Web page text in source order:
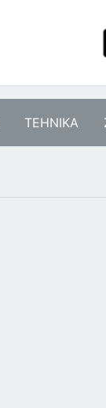
TEHNIKA